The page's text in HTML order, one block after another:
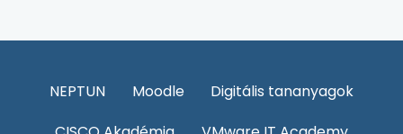
NEPTUN Moodle
Digitális tananyagok